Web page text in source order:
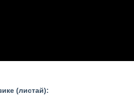
(листай):